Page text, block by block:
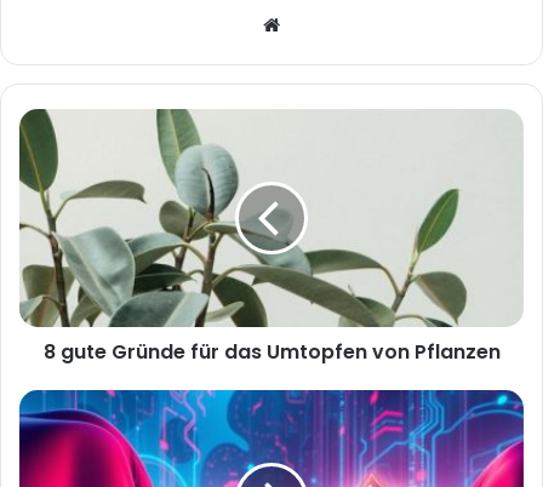
b
s
e
8 gute Gründe für das Umtopfen von Pflanzen